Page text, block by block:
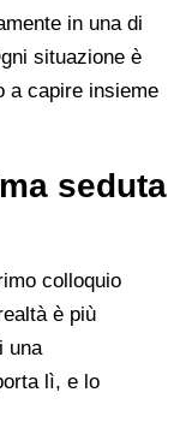
in una di
situazione è
a capire insieme
seduta
colloquio
è più
una
lì, e lo